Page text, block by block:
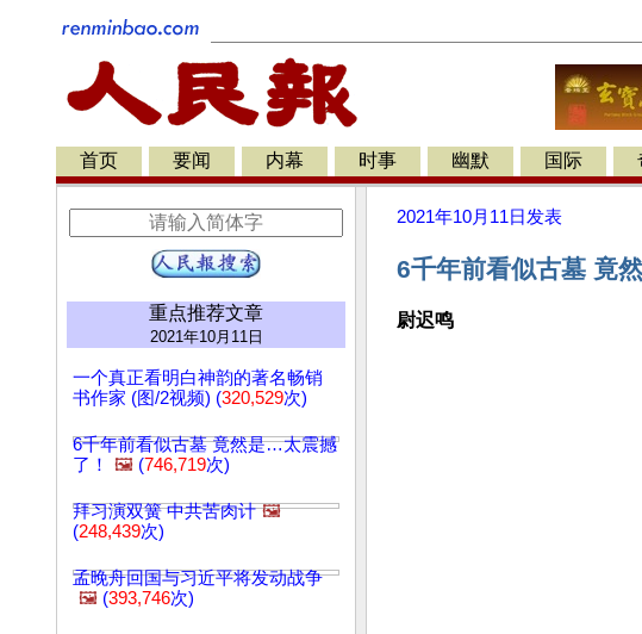
首页 要闻 内幕 时事 幽默 国际
重点推荐文章
2021年10月11日
一个真正看明白神韵的著名畅销
书作家 (图/2视频) (320,529次)
6千年前看似古墓 竟然是…太震撼
了！
🖼️ (746,719次)
拜习演双簧 中共苦肉计 🖼️
(248,439次)
孟晚舟回国与习近平将发动战争
🖼️ (393,746次)
2021年10月11日 发表
6千年前看似古墓 竟
尉迟鸣